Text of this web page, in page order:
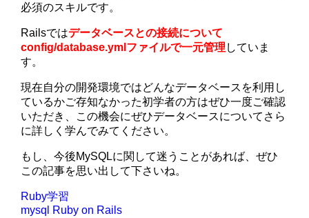
必須のスキルです。
Railsではデータベースとの接続について
config/database.ymlファイルで一元管理 していま
す。
現在自分の開発環境ではどんなデータベースを利用し
ているかご存知なかった初学者の方はぜひ一度ご確認
いただき、この機会にぜひデータベースについてさら
に詳しく学んでみてください。
もし、今後MySQLに関して迷うことがあれば、ぜひ
この記事を思い出して下さいね。
Ruby学習
mysql Ruby on Rails